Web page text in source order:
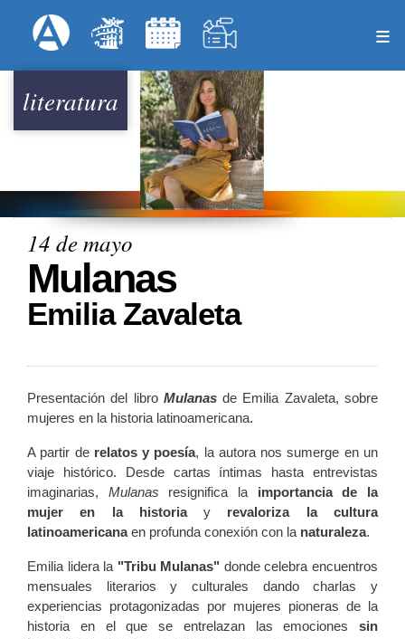
al
principal
Menú Superior
literatura
14 de mayo
Mulanas
Emilia Zavaleta
Presentación del libro Mulanasde Emilia Zavaleta, sobre
mujeres en la historia latinoamericana.
A partir derelatos y poesía, la autora nos sumerge en un
viaje histórico. Desde cartas íntimas hasta entrevistas
imaginarias, Mulanas resignifica la importancia de la
mujer en la historiay revaloriza la cultura
latinoamericanaen profunda conexión con la naturaleza.
Emilia lidera la "Tribu Mulanas" donde celebra encuentros
mensuales literarios y culturales dando charlas y
experiencias protagonizadas por mujeres pioneras de la
historia en el que se entrelazan las emociones sin